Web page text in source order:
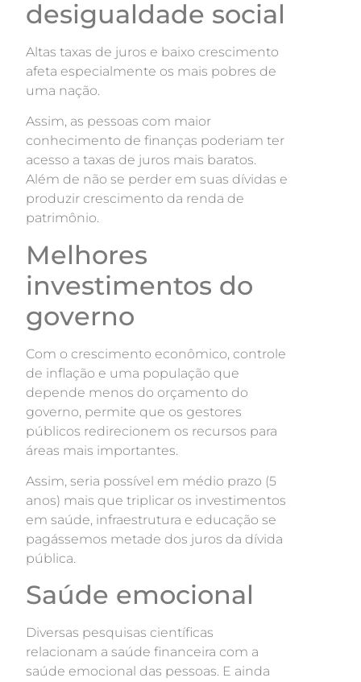
desigualdade social
Altas taxas de juros e baixo crescimento
afeta especialmente os mais pobres de
uma nação.
Assim, as pessoas com maior
conhecimento de finanças poderiam ter
acesso a taxas de juros mais baratos.
Além de não se perder em suas dívidas e
produzir crescimento da renda de
patrimônio.
Melhores
investimentos do
governo
Com o crescimento econômico, controle
de inflação e uma população que
depende menos do orçamento do
governo, permite que os gestores
públicos redirecionem os recursos para
áreas mais importantes.
Assim, seria possível em médio prazo (5
anos) mais que triplicar os investimentos
em saúde, infraestrutura e educação se
pagássemos metade dos juros da dívida
pública.
Saúde emocional
Diversas pesquisas científicas
relacionam a saúde financeira com a
saúde emocional das pessoas. E ainda